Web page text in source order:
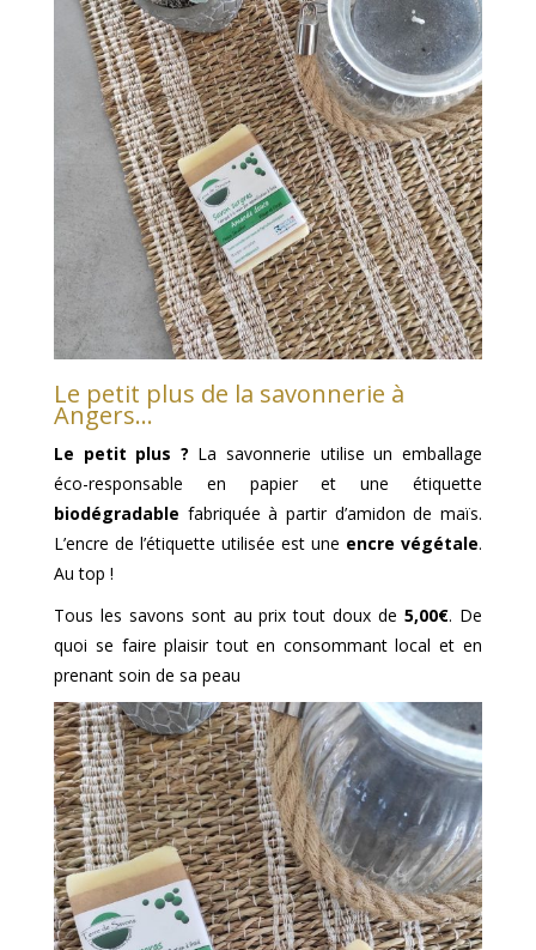
Le petit plus de la savonnerie à
Angers…
Le petit plus ? La savonnerie utilise un emballage
éco-responsable en papier et une étiquette
biodégradable fabriquée à partir d’amidon de maïs.
L’encre de l’étiquette utilisée est une encre végétale.
Au top !
Tous les savons sont au prix tout doux de 5,00€. De
quoi se faire plaisir tout en consommant local et en
prenant soin de sa peau